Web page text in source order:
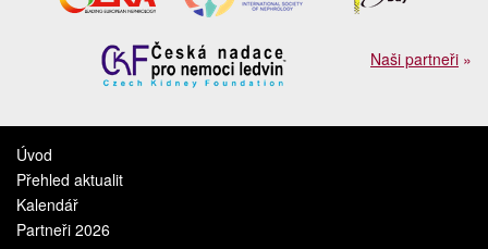
Naši partneři »
Úvod
Přehled aktualit
Kalendář
Partneři 2026